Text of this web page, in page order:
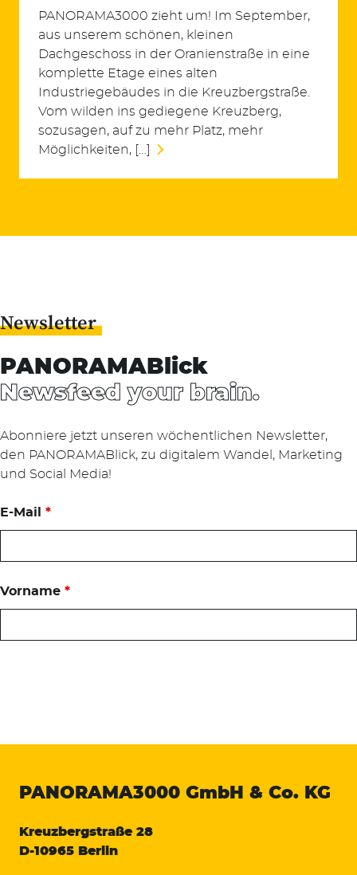
Suchen
PANORAMA3000 zieht um! Im September,
aus unserem schönen, kleinen
Dachgeschoss in der Oranienstraße in eine
komplette Etage eines alten
Industriegebäudes in die Kreuzbergstraße.
Vom wilden ins gediegene Kreuzberg,
sozusagen, auf zu mehr Platz, mehr
Möglichkeiten, […]
Newsletter
PANORAMABlick
Newsfeed your brain.
Abonniere jetzt unseren wöchentlichen Newsletter,
den PANORAMABlick, zu digitalem Wandel, Marketing
und Social Media!
E-Mail *
Vorname *
PANORAMA3000 GmbH & Co. KG
Kreuzbergstraße 28
D-10965 Berlin